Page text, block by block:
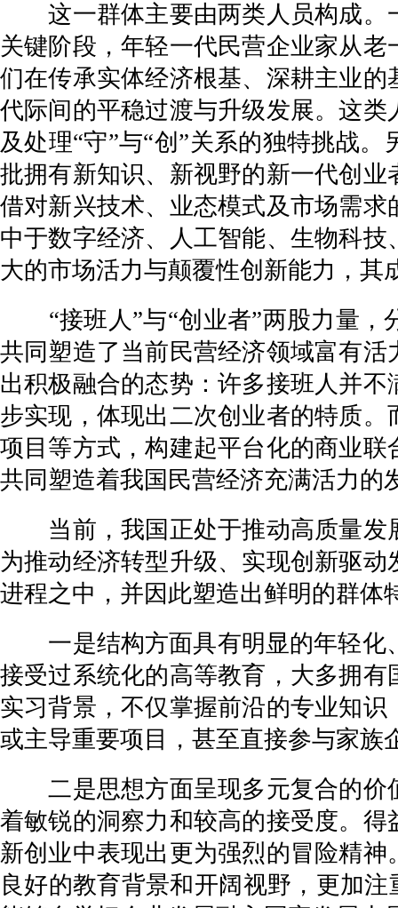
这一群体主要由两类人员构成。
关键阶段，年轻一代民营企业家从
们在传承实体经济根基、深耕主业
代际间的平稳过渡与升级发展。这
及处理“守”与“创”关系的独特挑战
批拥有新知识、新视野的新一代创
借对新兴技术、业态模式及市场需
中于数字经济、人工智能、生物科
大的市场活力与颠覆性创新能力，
“接班人”与“创业者”两股力量，
共同塑造了当前民营经济领域富有
出积极融合的态势：许多接班人并
步实现，体现出二次创业者的特质
项目等方式，构建起平台化的商业
共同塑造着我国民营经济充满活力的
当前，我国正处于推动高质量发
为推动经济转型升级、实现创新驱
进程之中，并因此塑造出鲜明的群体
一是结构方面具有明显的年轻化
接受过系统化的高等教育，大多拥
实习背景，不仅掌握前沿的专业知
或主导重要项目，甚至直接参与家族
二是思想方面呈现多元复合的价
着敏锐的洞察力和较高的接受度。
新创业中表现出更为强烈的冒险精
良好的教育背景和开阔视野，更加